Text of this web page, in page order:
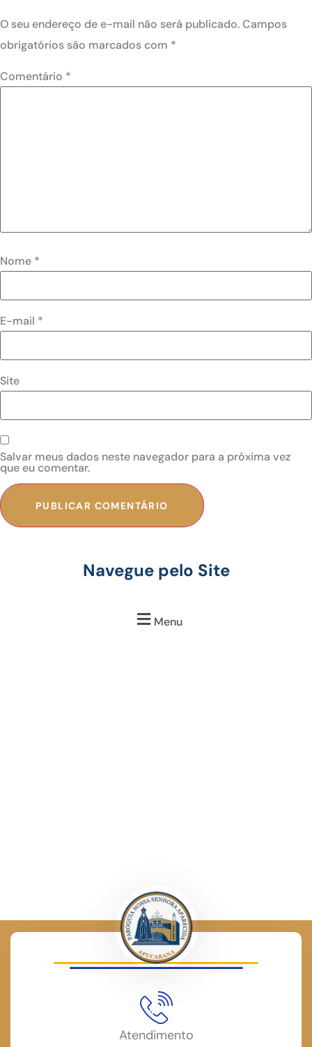
O seu endereço de e-mail não será publicado.Campos
obrigatórios são marcados com *
Comentário *
Nome *
E-mail *
Site
Salvar meus dados neste navegador para a próxima vez
que eu comentar.
Navegue pelo Site
Menu
Atendimento